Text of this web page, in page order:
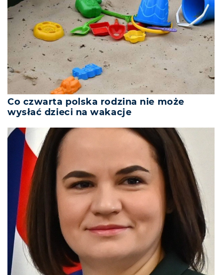
Co czwarta polska rodzina nie może
wysłać dzieci na wakacje